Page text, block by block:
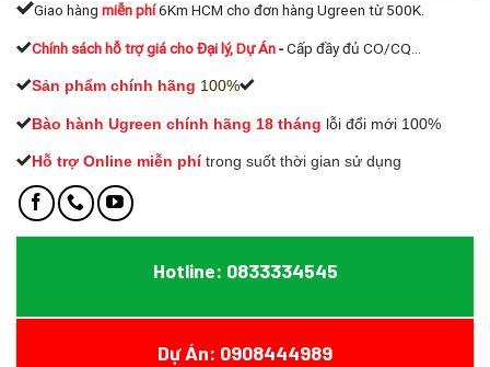
Giao hàng miễn phí6Km HCM cho đơn hàng Ugreen từ 500K.
Chính sách hỗ trợ giá cho Đại lý, Dự Án-Cấp đầy đủ CO/CQ...
Sản phẩm chính hãng 100%
Bào hành Ugreen chính hãng 18 tháng lỗi đổi mới 100%
Hỗ trợ Online miễn phí trong suốt thời gian sử dụng
Hotline: 0833334545
Dự Án: 0908444989